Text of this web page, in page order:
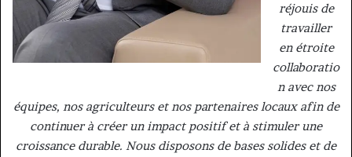
réjouis de
travailler
en étroite
collaboratio
n avec nos
équipes, nos agriculteurs et nos partenaires locaux afin de
continuer à créer un impact positif et à stimuler une
croissance durable. Nous disposons de bases solides et de